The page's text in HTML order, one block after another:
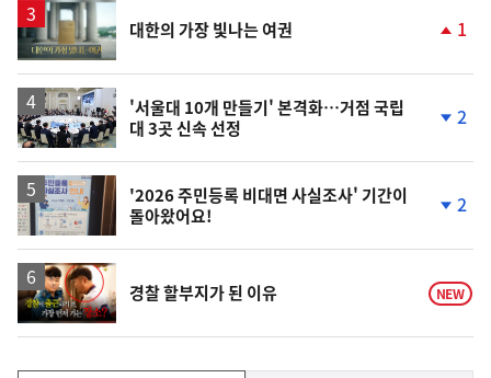
영
상
대한의 가장 빛나는 여권 1
'서울대 10개 만들기' 본격화…거점 국립
대 3곳 신속 선정
2
'2026 주민등록 비대면 사실조사' 기간이
돌아왔어요!
락
2
영
상
경찰 할부지가 된 이유 NEW